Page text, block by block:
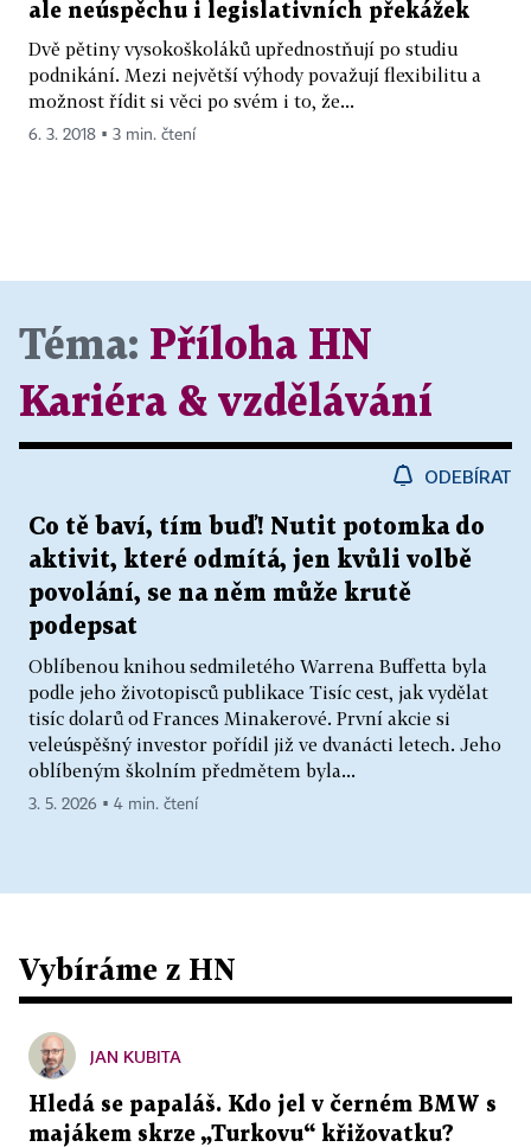
ale neúspěchu i legislativních překážek
Dvě pětiny vysokoškoláků upřednostňují po studiu
podnikání. Mezi největší výhody považují flexibilitu a
možnost řídit si věci po svém i to, že...
6. 3. 2018 ▪ 3 min. čtení
Téma: Příloha HN
Kariéra & vzdělávání
ODEBÍRAT
Co tě baví, tím buď! Nutit potomka do
aktivit, které odmítá, jen kvůli volbě
povolání, se na něm může krutě
podepsat
Oblíbenou knihou sedmiletého Warrena Buffetta byla
podle jeho životopisců publikace Tisíc cest, jak vydělat
tisíc dolarů od Frances Minakerové. První akcie si
veleúspěšný investor pořídil již ve dvanácti letech. Jeho
oblíbeným školním předmětem byla...
3. 5. 2026 ▪ 4 min. čtení
Vybíráme z HN
JAN KUBITA
Hledá se papaláš. Kdo jel v černém BMW s
majákem skrze „Turkovu“ křižovatku?